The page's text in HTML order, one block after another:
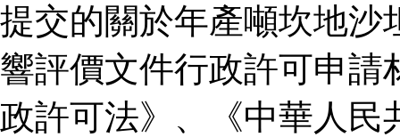
提交的關於年產噸坎地沙
響評價文件行政許可申請
政許可法》、《中華人民